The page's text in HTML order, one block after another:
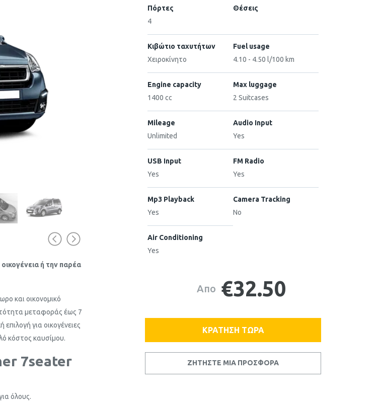
ή την παρέα
και οικονομικό
μεταφοράς έως 7
για οικογένειες
κόστος καυσίμου.
7seater
όλους.
Πόρτες
4
Θέσεις
Κιβώτιο ταχυτήτων
Χειροκίνητο
Fuel usage
4.10 - 4.50 l/100 km
Engine capacity
1400 cc
Max luggage
2 Suitcases
Mileage
Unlimited
Audio Input
Yes
USB Input
Yes
FM Radio
Yes
Mp3 Playback
Yes
Camera Tracking
No
Air Conditioning
Yes
Απο €32.50
ΚΡΑΤΗΣΗ ΤΩΡΑ
ΖΗΤΗΣΤΕ ΜΙΑ ΠΡΟΣΦΟΡΑ